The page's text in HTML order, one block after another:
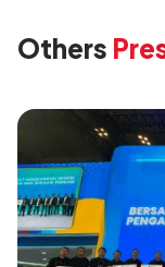
Others